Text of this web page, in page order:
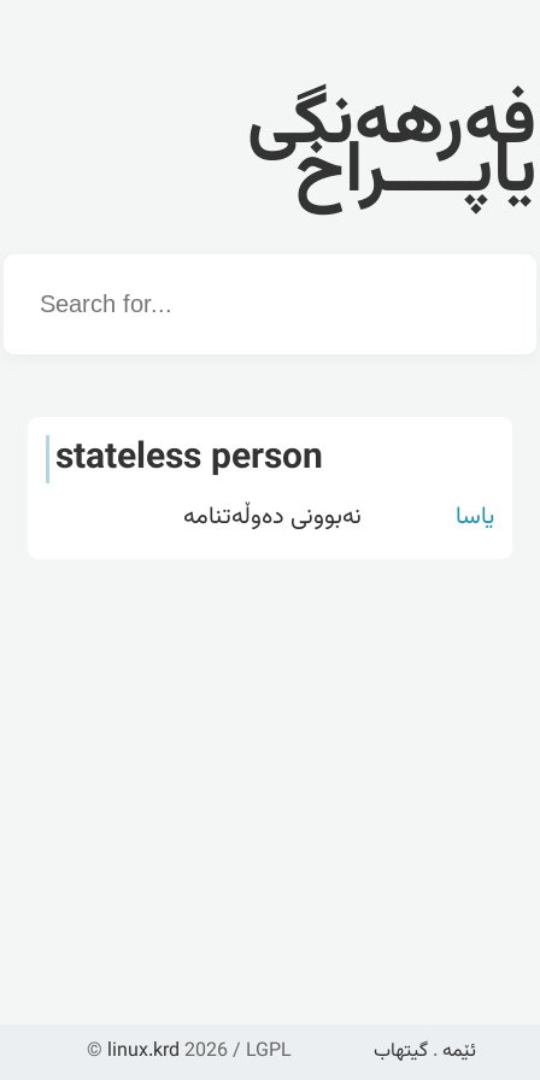
فەرهەنگی
یاپــــراخ
Word
stateless person
یاسا نەبوونی دەوڵەتنامە
© linux.krd 2026 / LGPL ئێمە . گیتهاب